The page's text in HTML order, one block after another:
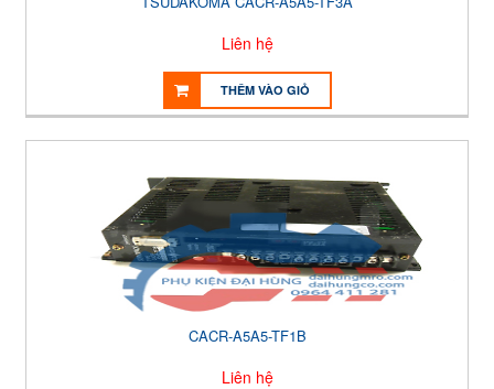
Liên hệ
THÊM VÀO GIỎ
CACR-A5A5-TF1B
Liên hệ